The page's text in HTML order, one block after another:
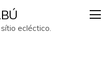
ecléctico.